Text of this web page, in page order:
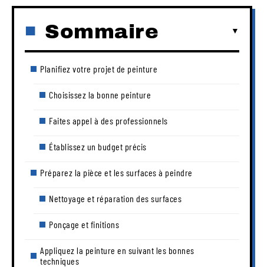
Sommaire
Planifiez votre projet de peinture
Choisissez la bonne peinture
Faites appel à des professionnels
Établissez un budget précis
Préparez la pièce et les surfaces à peindre
Nettoyage et réparation des surfaces
Ponçage et finitions
Appliquez la peinture en suivant les bonnes
techniques